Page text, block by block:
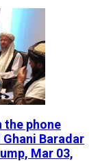
the phone
Baradar
Mar 03,